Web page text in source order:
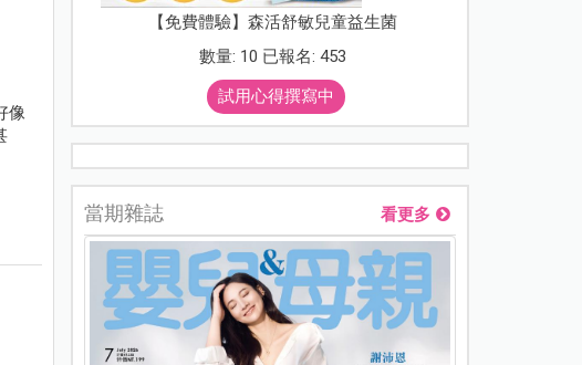
像
【免費體驗】森活舒敏兒童益生菌
數量: 10 已報名: 453
試用心得撰寫中
當期雜誌 看更多